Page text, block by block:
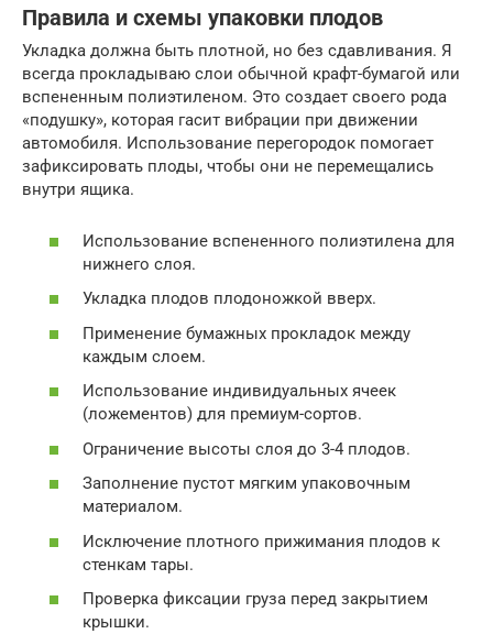
Правила и схемы упаковки плодов
Укладка должна быть плотной, но без сдавливания. Я
всегда прокладываю слои обычной крафт-бумагой или
вспененным полиэтиленом. Это создает своего рода
«подушку», которая гасит вибрации при движении
автомобиля. Использование перегородок помогает
зафиксировать плоды, чтобы они не перемещались
внутри ящика.
Использование вспененного полиэтилена для
нижнего слоя.
Укладка плодов плодоножкой вверх.
Применение бумажных прокладок между
каждым слоем.
Использование индивидуальных ячеек
(ложементов) для премиум-сортов.
Ограничение высоты слоя до 3-4 плодов.
Заполнение пустот мягким упаковочным
материалом.
Исключение плотного прижимания плодов к
стенкам тары.
Проверка фиксации груза перед закрытием
крышки.